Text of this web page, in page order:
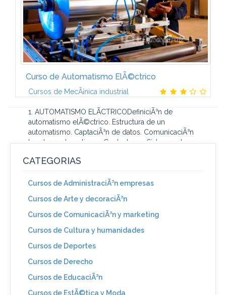
Curso de Automatismo ElÃ©ctrico
Cursos de MecÃ¡nica industrial
1. AUTOMATISMO ELÃCTRICODefiniciÃ³n de
automatismo elÃ©ctrico. Estructura de un
automatismo. CaptaciÃ³n de datos. ComunicaciÃ³n
hombre-automatismo. Contactores. Sistemas de...
CATEGORIAS
Cursos de AdministraciÃ³n empresas
Cursos de Arte y decoraciÃ³n
Cursos de ComunicaciÃ³n y marketing
Cursos de Cultura y humanidades
Cursos de Deportes
Cursos de Derecho
Cursos de EducaciÃ³n
Cursos de EstÃ©tica y Moda